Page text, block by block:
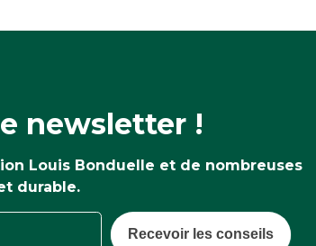
newsletter !
Louis Bonduelle et de nombreuses
durable.
Recevoir les conseils